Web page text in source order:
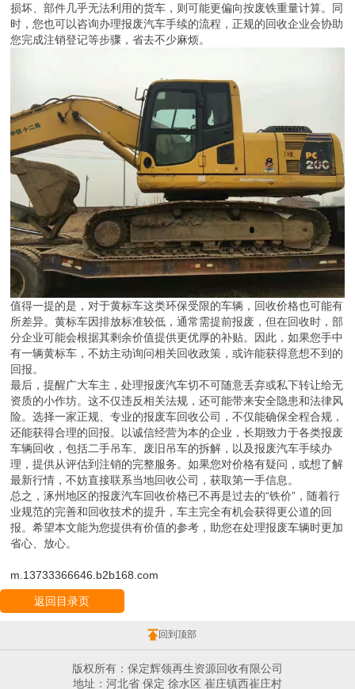
损坏、部件几乎无法利用的货车，则可能更偏向按废铁重量计算。同
时，您也可以咨询办理报废汽车手续的流程，正规的回收企业会协助
您完成注销登记等步骤，省去不少麻烦。
值得一提的是，对于黄标车这类环保受限的车辆，回收价格也可能有
所差异。黄标车因排放标准较低，通常需提前报废，但在回收时，部
分企业可能会根据其剩余价值提供更优厚的补贴。因此，如果您手中
有一辆黄标车，不妨主动询问相关回收政策，或许能获得意想不到的
回报。
最后，提醒广大车主，处理报废汽车切不可随意丢弃或私下转让给无
资质的小作坊。这不仅违反相关法规，还可能带来安全隐患和法律风
险。选择一家正规、专业的报废车回收公司，不仅能确保全程合规，
还能获得合理的回报。以诚信经营为本的企业，长期致力于各类报废
车辆回收，包括二手吊车、废旧吊车的拆解，以及报废汽车手续办
理，提供从评估到注销的完整服务。如果您对价格有疑问，或想了解
最新行情，不妨直接联系当地回收公司，获取第一手信息。
总之，涿州地区的报废汽车回收价格已不再是过去的“铁价”，随着行
业规范的完善和回收技术的提升，车主完全有机会获得更公道的回
报。希望本文能为您提供有价值的参考，助您在处理报废车辆时更加
省心、放心。
m.13733366646.b2b168.com
返回目录页
回到顶部
版权所有：保定辉领再生资源回收有限公司
地址：河北省 保定 徐水区 崔庄镇西崔庄村